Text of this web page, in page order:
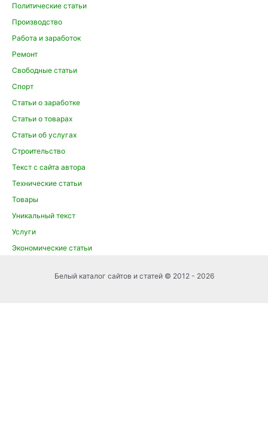
Политические статьи
Производство
Работа и заработок
Ремонт
Свободные статьи
Спорт
Статьи о заработке
Статьи о товарах
Статьи об услугах
Строительство
Текст с сайта автора
Технические статьи
Товары
Уникальный текст
Услуги
Экономические статьи
Белый каталог сайтов и статей © 2012 - 2026